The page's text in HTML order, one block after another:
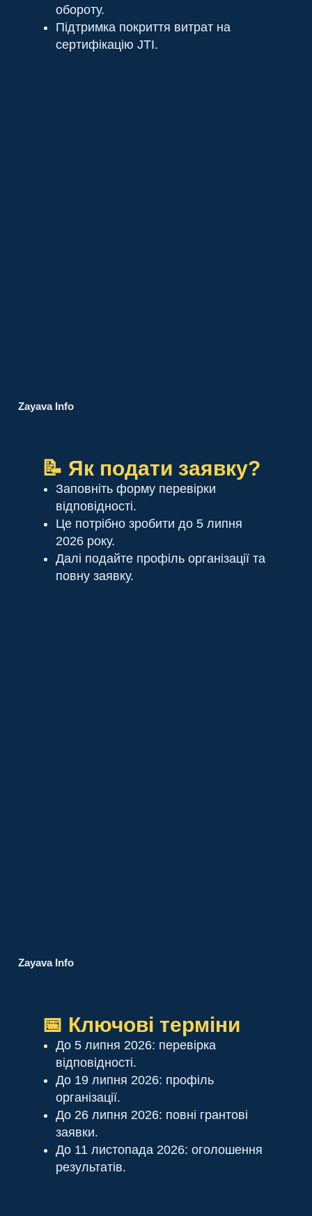
обороту.
Підтримка покриття витрат на
сертифікацію JTI.
Zayava Info
📝 Як подати заявку?
Заповніть форму перевірки
відповідності.
Це потрібно зробити до 5 липня
2026 року.
Далі подайте профіль організації та
повну заявку.
Zayava Info
📅 Ключові терміни
До 5 липня 2026: перевірка
відповідності.
До 19 липня 2026: профіль
організації.
До 26 липня 2026: повні грантові
заявки.
До 11 листопада 2026: оголошення
результатів.